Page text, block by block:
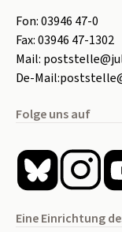
Fon:03946 47-0
Fax:03946 47-1302
Mail:
De-Mail:
Folge uns auf
Eine Einrichtung